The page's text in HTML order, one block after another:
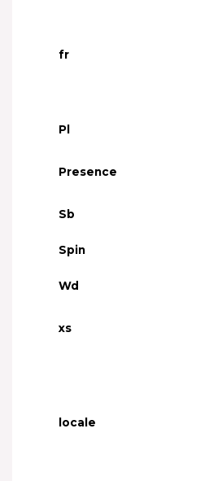
fr
Pl
Presence
Sb
Spin
Wd
xs
locale